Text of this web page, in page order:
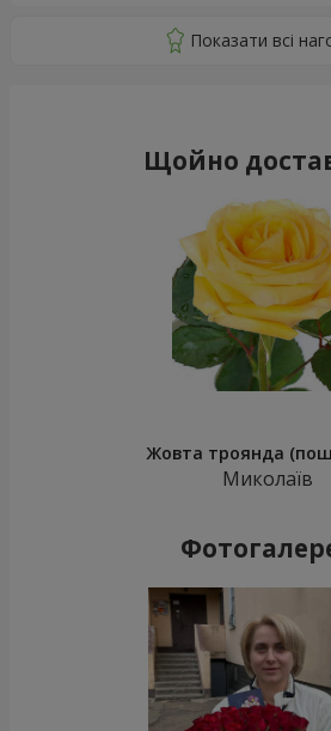
Щойно
Жовта троянда
Миколаїв